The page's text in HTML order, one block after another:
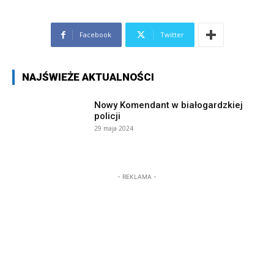
Facebook Twitter
NAJŚWIEŻE AKTUALNOŚCI
Nowy Komendant w białogardzkiej
policji
29 maja 2024
- REKLAMA -